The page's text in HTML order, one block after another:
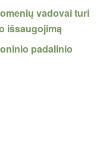
vadovai turi
išsaugojimą
padalinio